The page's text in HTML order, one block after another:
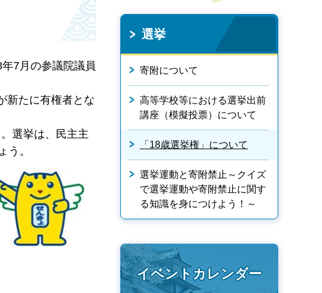
7月の参議院議員
新たに有権者とな
選挙は、民主主
う。
選挙
寄附について
高等学校等における選挙出前
講座（模擬投票）について
「18歳選挙権」について
選挙運動と寄附禁止～クイズ
で選挙運動や寄附禁止に関す
る知識を身につけよう！～
イベントカレンダー